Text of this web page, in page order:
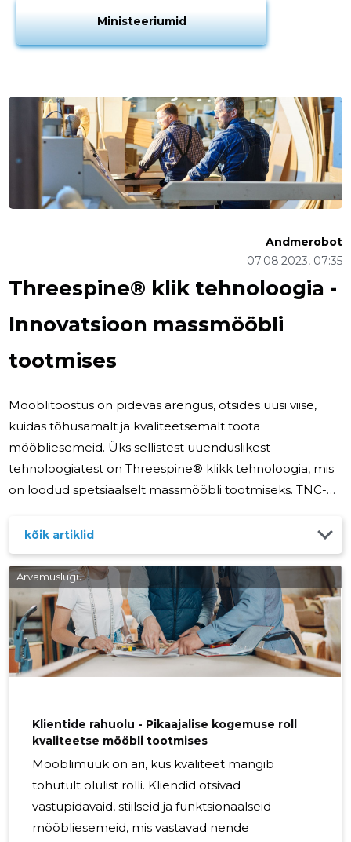
Ministeeriumid
Threespine® klik tehnoloogia -
Innovatsioon massmööbli
tootmises
07.08.2023, 07:35
Andmerobot
Mööblitööstus on pidevas arengus, otsides uusi viise,
kuidas tõhusamalt ja kvaliteetsemalt toota
mööbliesemeid. Üks sellistest uuenduslikest
tehnoloogiatest on Threespine® klikk tehnoloogia, mis
on loodud spetsiaalselt massmööbli tootmiseks. TNC-
Homag kahepoolse profileerimisliini, et toota mööblit
klik tehnoloogiaga, mis võimaldab meil luua stiilseid,
vastupidavaid ja kiirelt kokkupandavaid mööbliesemeid.
Threespine® klikk tehnoloogia on revolutsiooniline
süsteem, mis võimaldab mööbli kokkupanekut ilma
traditsiooniliste kruvide ja liimide
kõik artiklid
Arvamuslugu
Klientide rahuolu - Pikaajalise kogemuse roll
kvaliteetse mööbli tootmises
Mööblimüük on äri, kus kvaliteet mängib
tohutult olulist rolli. Kliendid otsivad
vastupidavaid, stiilseid ja funktsionaalseid
mööbliesemeid, mis vastavad nende